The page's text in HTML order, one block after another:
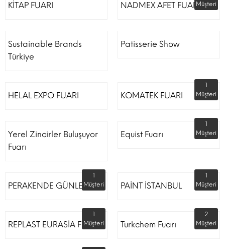
KİTAP FUARI NADMEX AFET FUARIMüşteri
Sustainable Brands
Türkiye
Patisserie Show
HELAL EXPO FUARI KOMATEK FUARI
1
Müşteri
Yerel Zincirler Buluşuyor
Fuarı
Equist Fuarı
1
Müşteri
PERAKENDE GÜNLERİ
1
Müşteri
PAİNT İSTANBUL
1
Müşteri
REPLAST EURASİA FUARI
1
Müşteri
Turkchem Fuarı
2
Müşteri